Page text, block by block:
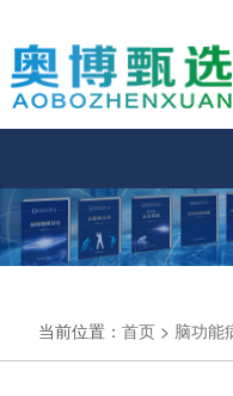
当前位置： 首页 > 脑功能